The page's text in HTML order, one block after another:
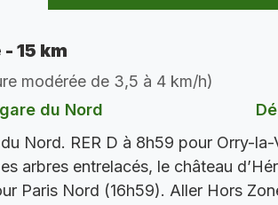
15 km
modérée de 3,5 à 4 km/h)
du Nord
Nord. RER D à 8h59 pour Orry-
arbres entrelacés, le château
Paris Nord (16h59). Aller Hors